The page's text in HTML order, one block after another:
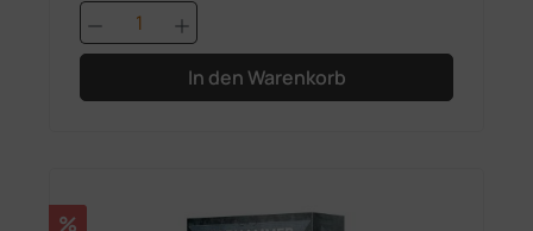
Produkt Anzahl: Gib den
In den Warenkorb
Rabatt
%